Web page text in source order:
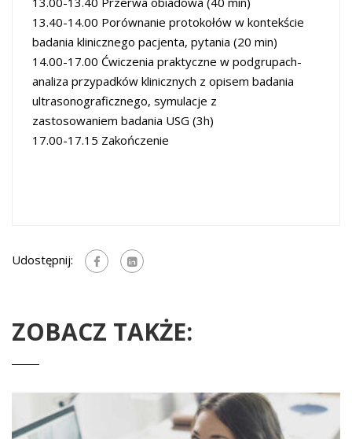
13.40-14.00 Porównanie protokołów w kontekście
badania klinicznego pacjenta, pytania (20 min)
14.00-17.00 Ćwiczenia praktyczne w podgrupach-
analiza przypadków klinicznych z opisem badania
ultrasonograficznego, symulacje z
zastosowaniem badania USG (3h)
17.00-17.15 Zakończenie
Udostępnij:
ZOBACZ TAKŻE: